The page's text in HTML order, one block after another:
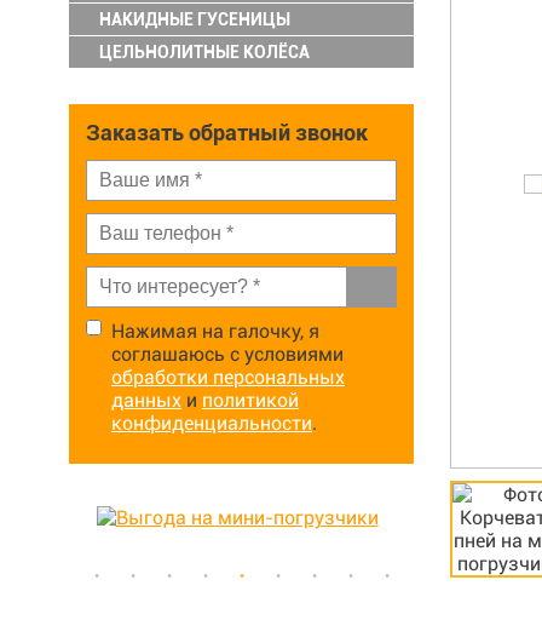
НАКИДНЫЕ ГУСЕНИЦЫ
ЦЕЛЬНОЛИТНЫЕ КОЛЁСА
Заказать обратный звонок
Нажимая на галочку, я
соглашаюсь с условиями
обработки персональных
данных и политикой
конфиденциальности.